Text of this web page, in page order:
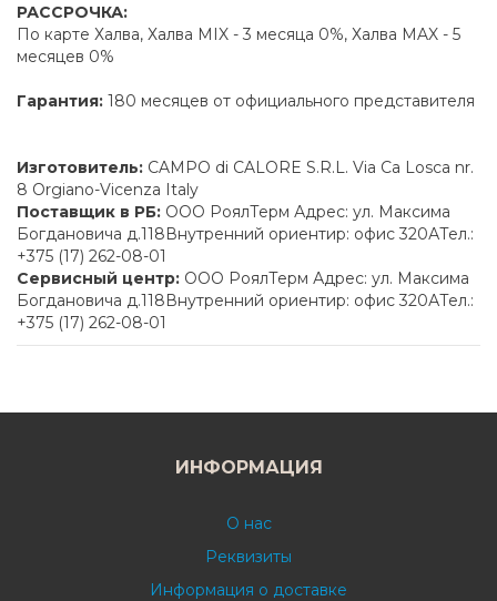
РАССРОЧКА:
По карте Халва, Халва MIX - 3 месяца 0%, Халва MAX - 5
месяцев 0%
Гарантия: 180 месяцев от официального представителя
Изготовитель: CAMPO di CALORE S.R.L. Via Ca Losca nr.
8 Orgiano-Vicenza Italy
Поставщик в РБ: ООО РоялТерм Адрес: ул. Максима
Богдановича д.118Внутренний ориентир: офис 320АТел.:
+375 (17) 262-08-01
Сервисный центр: ООО РоялТерм Адрес: ул. Максима
Богдановича д.118Внутренний ориентир: офис 320АТел.:
+375 (17) 262-08-01
ИНФОРМАЦИЯ
О нас
Реквизиты
Информация о доставке